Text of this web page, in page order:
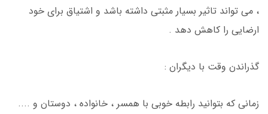
، می تواند تاثیر بسیار مثبتی داشته باشد و اشتیاق برای خود
ارضایی را کاهش دهد .
گذراندن وقت با دیگران :
زمانی که بتوانید رابطه خوبی با همسر ، خانواده ، دوستان و ....